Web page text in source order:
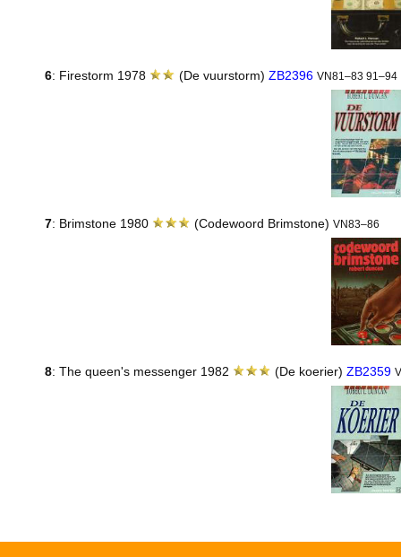
6: Firestorm 1978 (De vuurstorm) ZB2396 VN81–83 91–94
7: Brimstone 1980 (Codewoord Brimstone)VN83–86
8: The queen's messenger 1982 (De koerier)ZB2359